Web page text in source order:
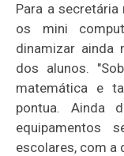
Para a secretária
os mini
dinamizar ainda
dos alunos.
matemática e
pontua. Ainda
equipamentos
escolares, com a